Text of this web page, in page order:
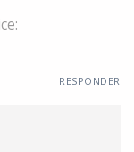
RESPONDER